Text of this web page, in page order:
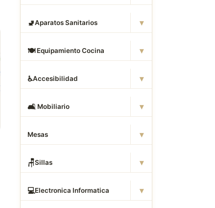
Descargar Abrigos
AutoCAD DWG Gratis –
AutoCAD DWG Gratis –
🚽Aparatos Sanitarios ▾
🍽️ Equipamiento Cocina ▾
♿Accesibilidad ▾
🛋 ️ Mobiliario ▾
Mesas ▾
🪑Sillas ▾
💻Electronica Informatica ▾